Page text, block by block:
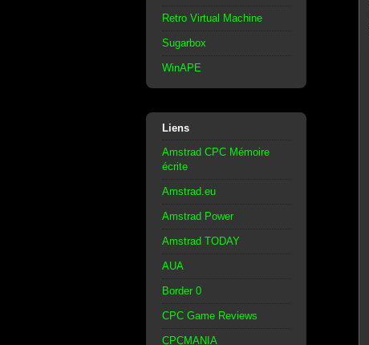
Retro Virtual Machine
Sugarbox
WinAPE
Liens
Amstrad CPC Mémoire
écrite
Amstrad.eu
Amstrad Power
Amstrad TODAY
AUA
Border 0
CPC Game Reviews
CPCMANIA